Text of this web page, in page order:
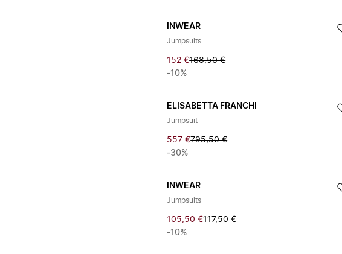
INWEAR
Jumpsuits
152 €168,50 €
-10%
ELISABETTA FRANCHI
Jumpsuit
557 €795,50 €
-30%
INWEAR
Jumpsuits
105,50 €117,50 €
-10%